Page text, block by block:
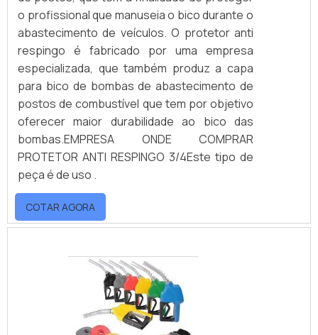
o profissional que manuseia o bico durante o
abastecimento de veículos. O protetor anti
respingo é fabricado por uma empresa
especializada, que também produz a capa
para bico de bombas de abastecimento de
postos de combustível que tem por objetivo
oferecer maior durabilidade ao bico das
bombas.EMPRESA ONDE COMPRAR
PROTETOR ANTI RESPINGO 3/4Este tipo de
peça é de uso .
COTAR AGORA